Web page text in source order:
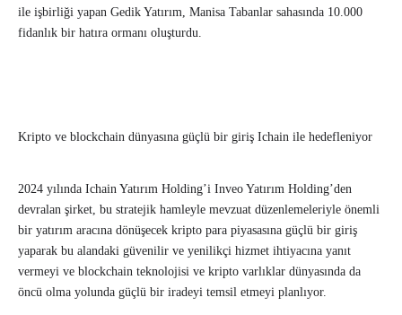
ile işbirliği yapan Gedik Yatırım, Manisa Tabanlar sahasında 10.000
fidanlık bir hatıra ormanı oluşturdu.
Kripto ve blockchain dünyasına güçlü bir giriş Ichain ile hedefleniyor
2024 yılında Ichain Yatırım Holding’i Inveo Yatırım Holding’den
devralan şirket, bu stratejik hamleyle mevzuat düzenlemeleriyle önemli
bir yatırım aracına dönüşecek kripto para piyasasına güçlü bir giriş
yaparak bu alandaki güvenilir ve yenilikçi hizmet ihtiyacına yanıt
vermeyi ve blockchain teknolojisi ve kripto varlıklar dünyasında da
öncü olma yolunda güçlü bir iradeyi temsil etmeyi planlıyor.